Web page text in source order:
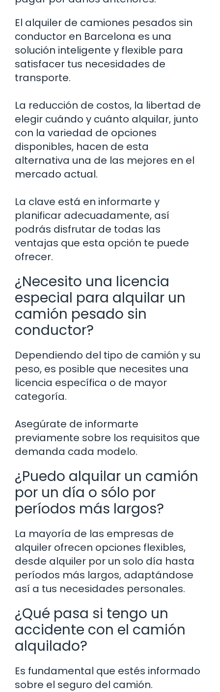
El alquiler de camiones pesados sin
conductor en Barcelona es una
solución inteligente y flexible para
satisfacer tus necesidades de
transporte.
La reducción de costos, la libertad de
elegir cuándo y cuánto alquilar, junto
con la variedad de opciones
disponibles, hacen de esta
alternativa una de las mejores en el
mercado actual.
La clave está en informarte y
planificar adecuadamente, así
podrás disfrutar de todas las
ventajas que esta opción te puede
ofrecer.
¿Necesito una licencia
especial para alquilar un
camión pesado sin
conductor?
Dependiendo del tipo de camión y su
peso, es posible que necesites una
licencia específica o de mayor
categoría.
Asegúrate de informarte
previamente sobre los requisitos que
demanda cada modelo.
¿Puedo alquilar un camión
por un día o sólo por
períodos más largos?
La mayoría de las empresas de
alquiler ofrecen opciones flexibles,
desde alquiler por un solo día hasta
períodos más largos, adaptándose
así a tus necesidades personales.
¿Qué pasa si tengo un
accidente con el camión
alquilado?
Es fundamental que estés informado
sobre el seguro del camión.